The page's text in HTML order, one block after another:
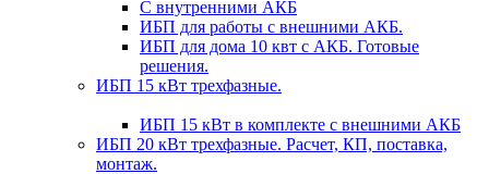
С внутренними АКБ
ИБП для работы с внешними АКБ.
ИБП для дома 10 квт с АКБ. Готовые
решения.
ИБП 15 кВт трехфазные.
ИБП 15 кВт в комплекте с внешними АКБ
ИБП 20 кВт трехфазные. Расчет, КП, поставка,
монтаж.